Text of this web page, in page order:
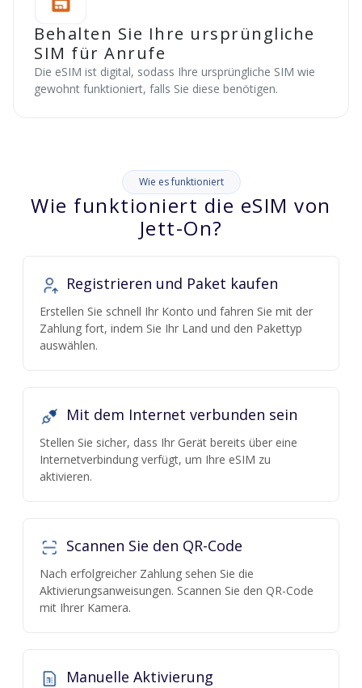
Behalten Sie Ihre ursprüngliche
SIM für Anrufe
Die eSIM ist digital, sodass Ihre ursprüngliche SIM wie
gewohnt funktioniert, falls Sie diese benötigen.
Wie es funktioniert
Wie funktioniert die eSIM von
Jett-On?
Registrieren und Paket kaufen
Erstellen Sie schnell Ihr Konto und fahren Sie mit der
Zahlung fort, indem Sie Ihr Land und den Pakettyp
auswählen.
Mit dem Internet verbunden sein
Stellen Sie sicher, dass Ihr Gerät bereits über eine
Internetverbindung verfügt, um Ihre eSIM zu
aktivieren.
Scannen Sie den QR-Code
Nach erfolgreicher Zahlung sehen Sie die
Aktivierungsanweisungen. Scannen Sie den QR-Code
mit Ihrer Kamera.
Manuelle Aktivierung